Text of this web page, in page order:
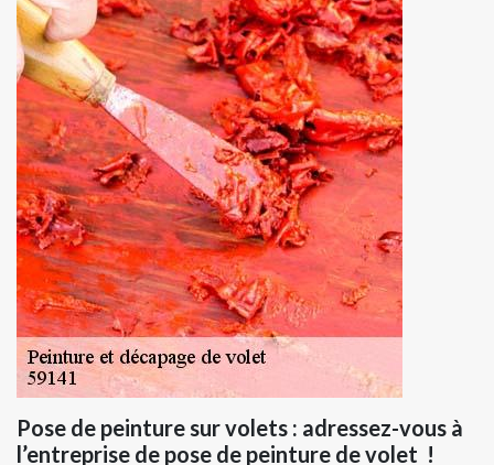
Pose de peinture sur volets : adressez-vous à
l’entreprise de pose de peinture de volet !